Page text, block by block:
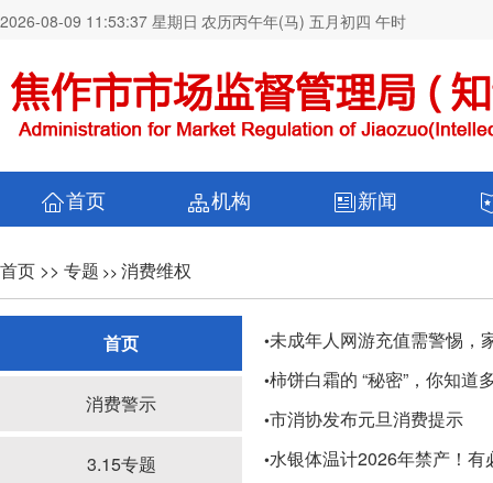
2026-08-09 11:53:37 星期日 农历丙午年(马) 五月初四 午时
首页 机构 新闻
首页 >> 专题 >> 消费维权
首页
消费警示
3.15专题
•未成年人网游充值需警惕，
•柿饼白霜的 “秘密”，你知道
•市消协发布元旦消费提示
•水银体温计2026年禁产！有